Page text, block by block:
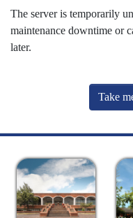
The server is temporarily
maintenance downtime or
later.
Take